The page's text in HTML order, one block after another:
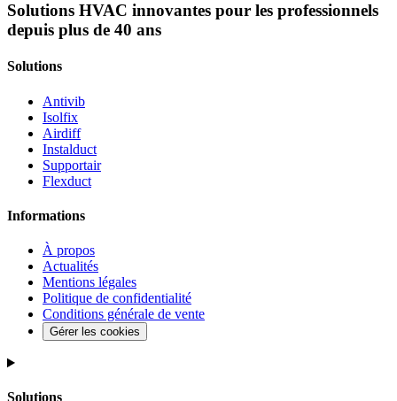
Solutions HVAC innovantes pour les professionnels
depuis plus de 40 ans
Solutions
Antivib
Isolfix
Airdiff
Instalduct
Supportair
Flexduct
Informations
À propos
Actualités
Mentions légales
Politique de confidentialité
Conditions générale de vente
Gérer les cookies
Solutions